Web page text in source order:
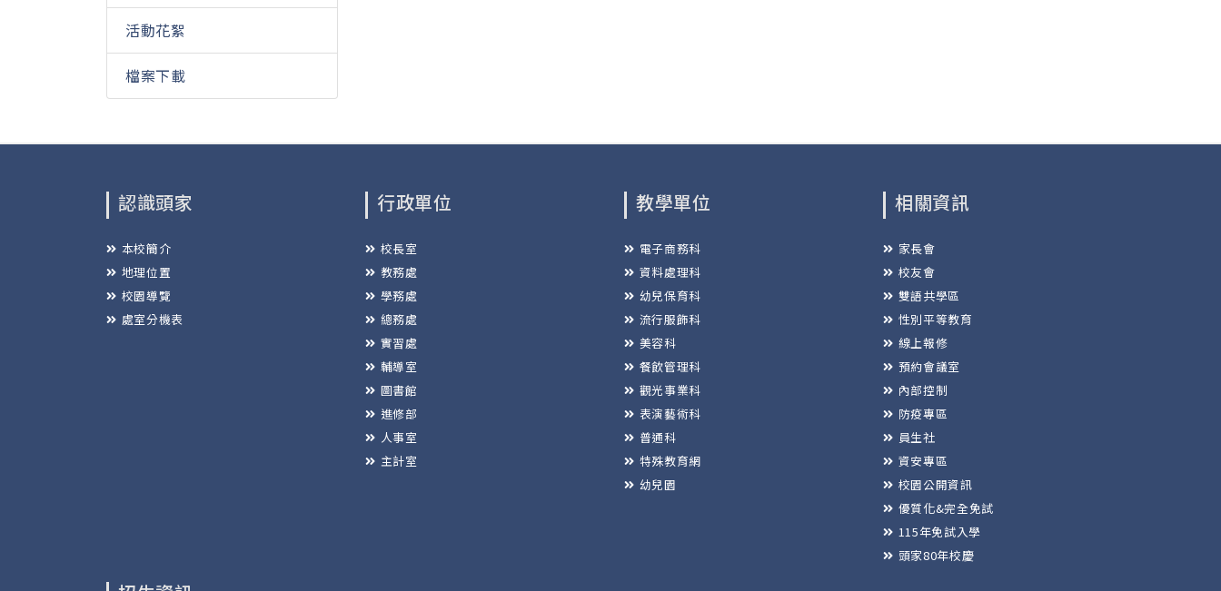
活動花絮
檔案下載
認識頭家
本校簡介
地理位置
校園導覽
處室分機表
行政單位
校長室
教務處
學務處
總務處
實習處
輔導室
圖書館
進修部
人事室
主計室
教學單位
電子商務科
資料處理科
幼兒保育科
流行服飾科
美容科
餐飲管理科
觀光事業科
表演藝術科
普通科
特殊教育網
幼兒園
相關資訊
家長會
校友會
雙語共學區
性別平等教育
線上報修
預約會議室
內部控制
防疫專區
員生社
資安專區
校園公開資訊
優質化&完全免試
115年免試入學
頭家80年校慶